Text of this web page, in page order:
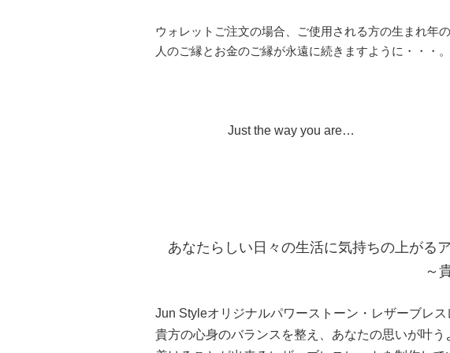
ウォレットご注文の場合、ご使用される方の生まれ年
人のご縁とお金のご縁が永遠に続きますように・・・。
Just the way you are…
あなたらしい日々の生活に気持ちの上がる
～貴方らしく
Jun Styleオリジナルパワーストーン・レザーブレ
貴方の心身のバランスを整え、あなたの思いが叶